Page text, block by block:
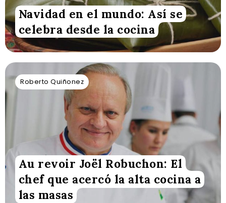
Navidad en el mundo: Así se
celebra desde la cocina
Roberto Quiñonez
Au revoir Joël Robuchon: El
chef que acercó la alta cocina a
las masas